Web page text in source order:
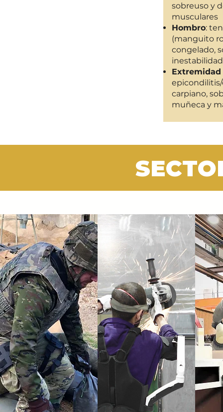
sobreuso y
musculares
Hombro:
(manguito
congelado,
inestabilidad
Extremidad
carpiano,
muñeca y